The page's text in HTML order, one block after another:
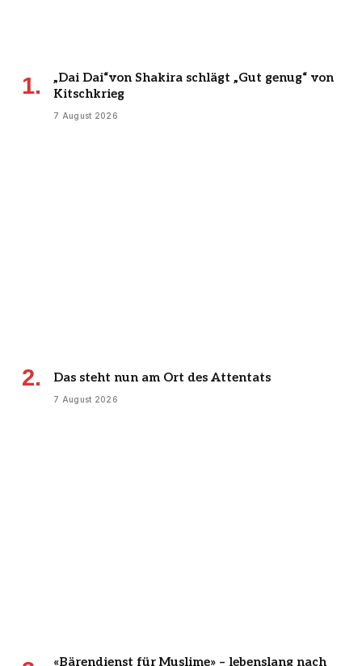
„Dai Dai“von Shakira schlägt „Gut genug“ von
Kitschkrieg
7 August 2026
Das steht nun am Ort des Attentats
7 August 2026
«Bärendienst für Muslime» – lebenslang nach